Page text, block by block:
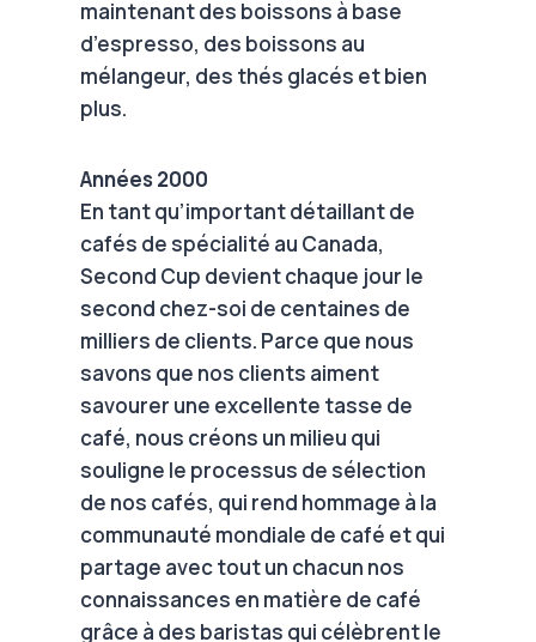
maintenant des boissons à base
d’espresso, des boissons au
mélangeur, des thés glacés et bien
plus.
Années 2000
En tant qu’important détaillant de
cafés de spécialité au Canada,
Second Cup devient chaque jour le
second chez-soi de centaines de
milliers de clients. Parce que nous
savons que nos clients aiment
savourer une excellente tasse de
café, nous créons un milieu qui
souligne le processus de sélection
de nos cafés, qui rend hommage à la
communauté mondiale de café et qui
partage avec tout un chacun nos
connaissances en matière de café
grâce à des baristas qui célèbrent le